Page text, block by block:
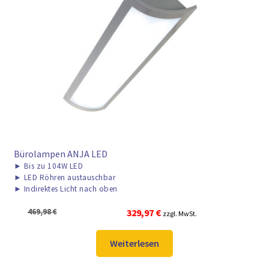
Bürolampen ANJA LED
► Bis zu 104W LED
► LED Röhren austauschbar
► Indirektes Licht nach oben
469,98€
Ursprünglicher
Preis
war:
469,98 €
329,97 €Aktueller
Preis
329,97 €.
zzgl. MwSt.
Weiterlesen